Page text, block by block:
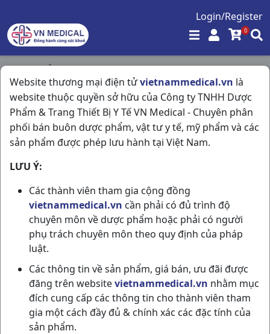
Login/Register
0
Website thương mại điện tửvietnammedical.vn là
website thuộc quyền sở hữu của Công ty TNHH Dược
Phẩm & Trang Thiết Bị Y Tế VN Medical - Chuyên phân
phối bán buôn dược phẩm, vật tư y tế, mỹ phẩm và các
sản phẩm được phép lưu hành tại Việt Nam.
LƯU Ý:
Các thành viên tham gia cộng đồng
vietnammedical.vn cần phải có đủ trình độ
chuyên môn về dược phẩm hoặc phải có người
phụ trách chuyên môn theo quy định của pháp
luật.
Các thông tin về sản phẩm, giá bán, ưu đãi được
đăng trên websitevietnammedical.vn nhằm mục
đích cung cấp các thông tin cho thành viên tham
gia một cách đầy đủ & chính xác các đặc tính của
sản phẩm.
Trang chủ /
Giảm Đau - Kháng Viêm - Giãn Cơ - Xương Khớp - Gout
/ Voltarel 75 (inj) H5ống3ml Novartis